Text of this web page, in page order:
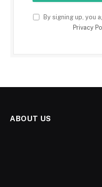
By signing up, you
Privacy
ABOUT US